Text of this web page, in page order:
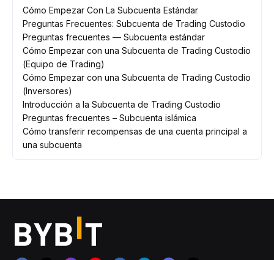
Cómo Empezar Con La Subcuenta Estándar
Preguntas Frecuentes: Subcuenta de Trading Custodio
Preguntas frecuentes — Subcuenta estándar
Cómo Empezar con una Subcuenta de Trading Custodio
(Equipo de Trading)
Cómo Empezar con una Subcuenta de Trading Custodio
(Inversores)
Introducción a la Subcuenta de Trading Custodio
Preguntas frecuentes – Subcuenta islámica
Cómo transferir recompensas de una cuenta principal a
una subcuenta